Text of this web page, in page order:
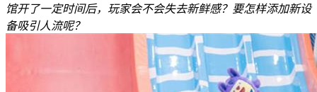
馆开了一定时间后，玩家会不会失去新鲜感？要怎样添加新设
备吸引人流呢？